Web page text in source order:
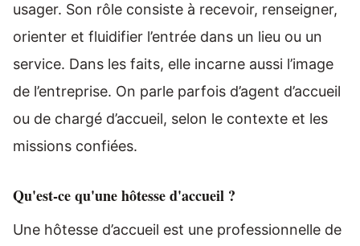
usager. Son rôle consiste à recevoir, renseigner,
orienter et fluidifier l’entrée dans un lieu ou un
service. Dans les faits, elle incarne aussi l’image
de l’entreprise. On parle parfois d’agent d’accueil
ou de chargé d’accueil, selon le contexte et les
missions confiées.
Qu'est-ce qu'une hôtesse d'accueil ?
Une hôtesse d’accueil est une professionnelle de